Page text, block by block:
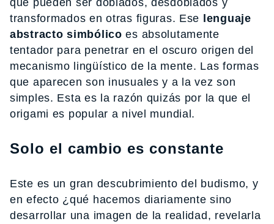
transformados en otras figuras. Ese lenguaje
abstracto simbólico es absolutamente
tentador para penetrar en el oscuro origen del
mecanismo lingüístico de la mente. Las formas
que aparecen son inusuales y a la vez son
simples. Esta es la razón quizás por la que el
origami es popular a nivel mundial.
Solo el cambio es constante
Este es un gran descubrimiento del budismo, y
en efecto ¿qué hacemos diariamente sino
desarrollar una imagen de la realidad, revelarla